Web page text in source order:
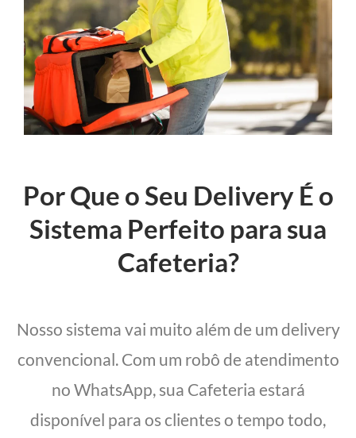
Por Que o Seu Delivery É o
Sistema Perfeito para sua
Cafeteria?
Nosso sistema vai muito além de um delivery
convencional. Com um robô de atendimento
no WhatsApp, sua Cafeteria estará
disponível para os clientes o tempo todo,